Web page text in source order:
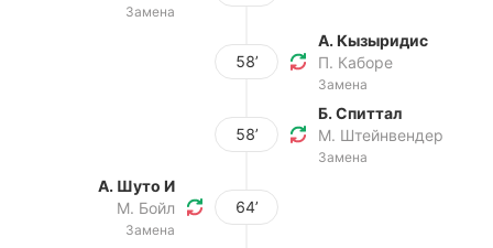
Замена
58’
А. Кызыридис
П. Каборе
Замена
58’
Б. Спиттал
М. Штейнвендер
Замена
А. Шуто И
М. Бойл
Замена
64’